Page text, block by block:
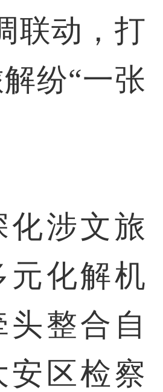
联动，打
纷“一张
涉文旅
元化解机
头整合自
安区检察